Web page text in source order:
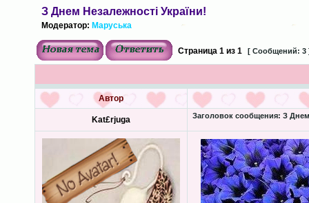
З Днем Незалежності України!
Модератор: Маруська
Страница 1из 1 [ Сообщений: 3
Автор
Kat£rjuga Заголовок сообщения: З Днем